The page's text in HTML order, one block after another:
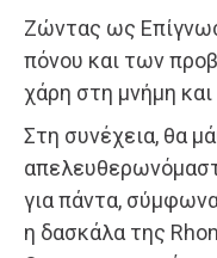
Ζώντας ως
πόνου και των
χάρη στη μνήμη και
Στη συνέχεια, θα
για πάντα,
η δασκάλα της